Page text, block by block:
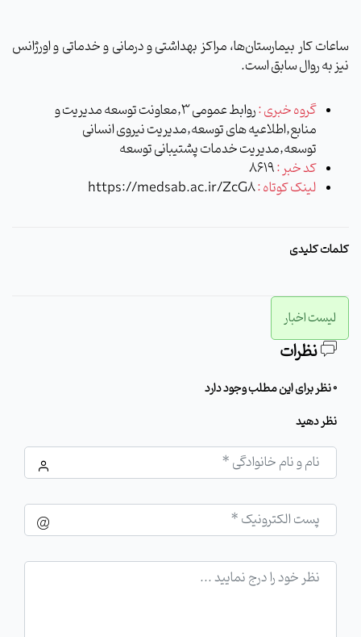
ساعات کار بیمارستان‌ها، مراکز بهداشتی و درمانی و خدماتی و اورژانس
نیز به روال سابق است.
گروه خبری :
روابط عمومی 3,معاونت توسعه مدیریت و
منابع,اطلاعیه های توسعه,مدیریت نیروی انسانی
توسعه,مدیریت خدمات پشتیبانی توسعه
کد خبر :8619
لینک کوتاه :https://medsab.ac.ir/ZcG8
کلمات کلیدی
لیست اخبار
نظرات
0 نظر برای این مطلب وجود دارد
نظر دهید